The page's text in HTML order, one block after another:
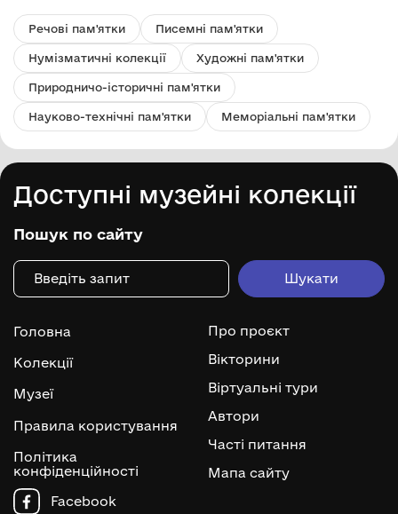
Речові пам'ятки Писемні пам'ятки
Нумізматичні колекції Художні пам'ятки
Природничо-історичні пам'ятки
Науково-технічні пам'ятки Меморіальні пам'ятки
Доступні музейні колекції
Пошук по сайту
Головна
Колекції
Музеї
Правила користування
Політика
конфіденційності
Про проєкт
Вікторини
Віртуальні тури
Автори
Часті питання
Мапа сайту
Facebook